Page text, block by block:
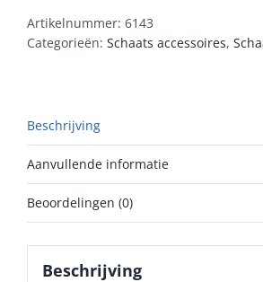
Artikelnummer: 6143
Categorieën: Schaats accessoires,
Beschrijving
Aanvullende informatie
Beoordelingen (0)
Beschrijving